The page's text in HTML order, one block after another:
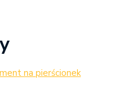
na pierścionek